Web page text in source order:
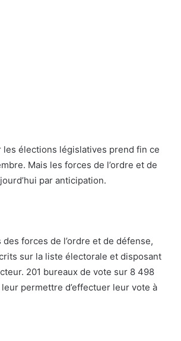
les élections législatives prend fin ce
Mais les forces de l’ordre et de
par anticipation.
des forces de l’ordre et de défense,
sur la liste électorale et disposant
201 bureaux de vote sur 8 498
permettre d’effectuer leur vote à